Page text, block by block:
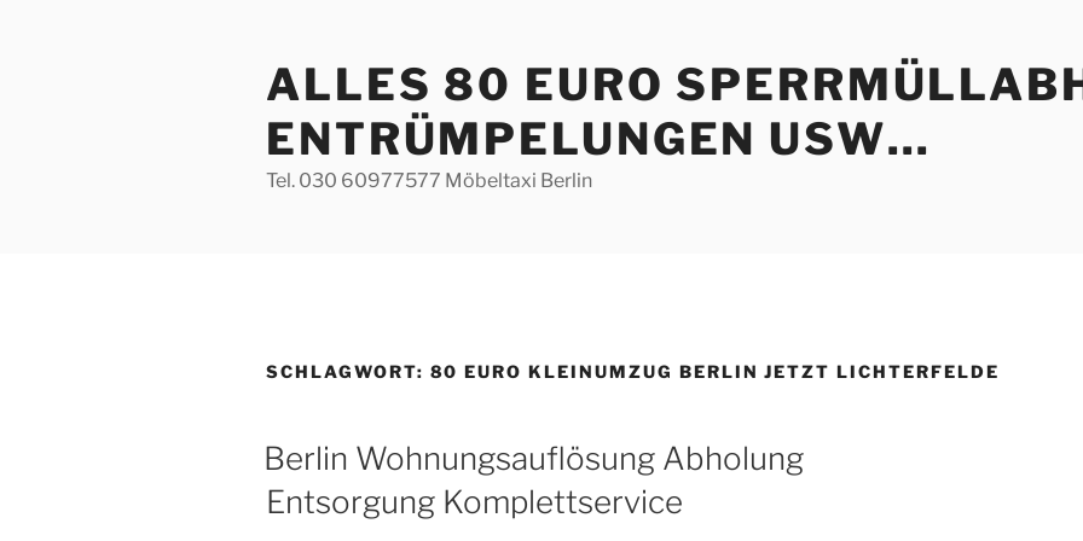
ALLES 80 EURO
ENTRÜMPELUNGEN USW…
Tel. 030 60977577 Möbeltaxi Berlin
SCHLAGWORT: 80 EURO KLEINUMZUG BERLIN JETZT LICHTERFELDE
VERÖFFENTLICHT
AM
Berlin Wohnungsauflösung Abholung
Entsorgung Komplettservice